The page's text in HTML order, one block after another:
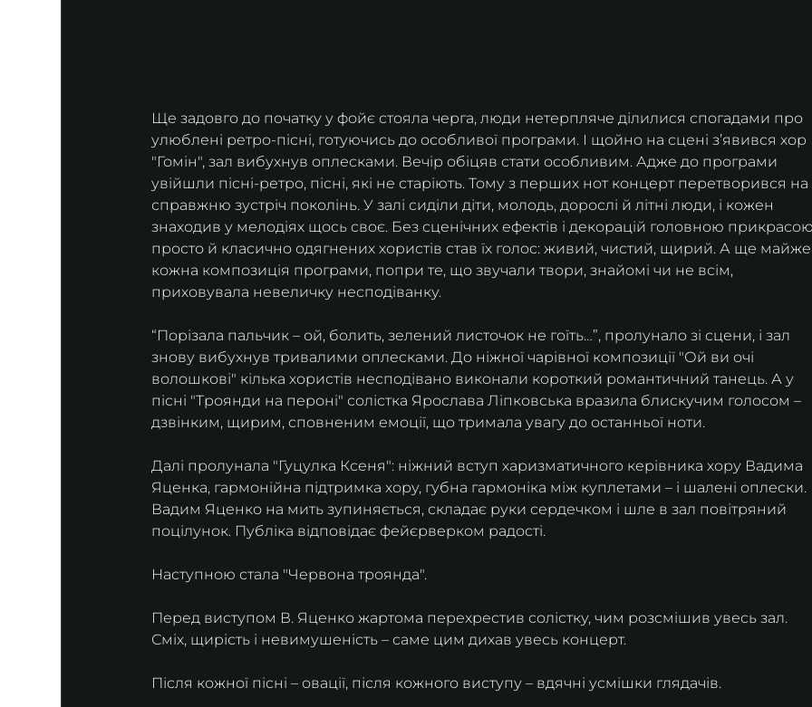
Ще задовго до початку у фойє стояла черга, люди нетерпляче ділилися спогадами про
улюблені ретро-пісні, готуючись до особливої програми. І щойно на сцені з’явився хор
"Гомін", зал вибухнув оплесками. Вечір обіцяв стати особливим. Адже до програми
увійшли пісні-ретро, пісні, які не старіють. Тому з перших нот концерт перетворився на
справжню зустріч поколінь. У залі сиділи діти, молодь, дорослі й літні люди, і кожен
знаходив у мелодіях щось своє. Без сценічних ефектів і декорацій головною прикрасою
просто й класично одягнених хористів став їх голос: живий, чистий, щирий. А ще майже
кожна композиція програми, попри те, що звучали твори, знайомі чи не всім,
приховувала невеличку несподіванку.
“Порізала пальчик – ой, болить, зелений листочок не гоїть…”, пролунало зі сцени, і зал
знову вибухнув тривалими оплесками. До ніжної чарівної композиції "Ой ви очі
волошкові" кілька хористів несподівано виконали короткий романтичний танець. А у
пісні "Троянди на пероні" солістка Ярослава Ліпковська вразила блискучим голосом –
дзвінким, щирим, сповненим емоції, що тримала увагу до останньої ноти.
Далі пролунала "Гуцулка Ксеня": ніжний вступ харизматичного керівника хору Вадима
Яценка, гармонійна підтримка хору, губна гармоніка між куплетами – і шалені оплески.
Вадим Яценко на мить зупиняється, складає руки сердечком і шле в зал повітряний
поцілунок. Публіка відповідає фейєрверком радості.
Наступною стала "Червона троянда".
Перед виступом В. Яценко жартома перехрестив солістку, чим розсмішив увесь зал.
Сміх, щирість і невимушеність – саме цим дихав увесь концерт.
Після кожної пісні – овації, після кожного виступу – вдячні усмішки глядачів.